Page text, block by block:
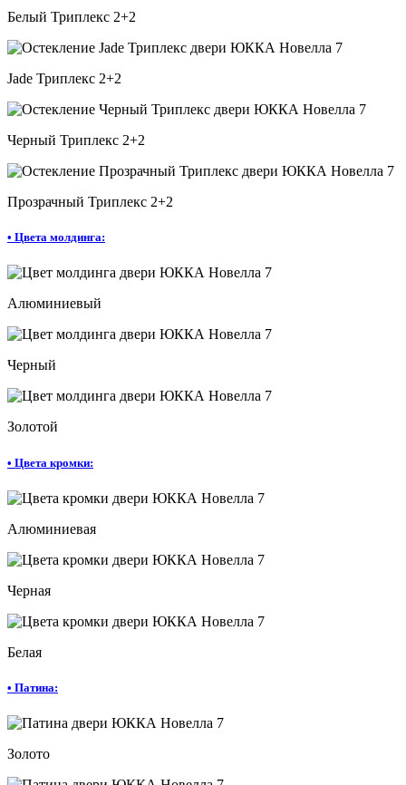
Белый Триплекс 2+2
Jade Триплекс 2+2
Черный Триплекс 2+2
Прозрачный Триплекс 2+2
• Цвета молдинга:
Алюминиевый
Черный
Золотой
• Цвета кромки:
Алюминиевая
Черная
Белая
• Патина:
Золото